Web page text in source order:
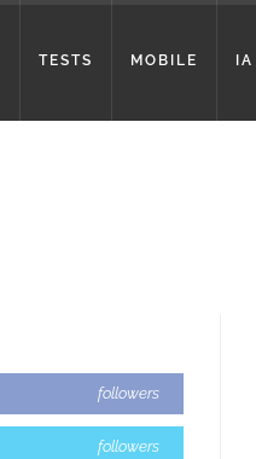
TESTS MOBILE IA
followers
followers